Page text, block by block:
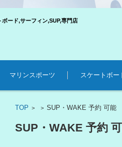
ード,サーフィン,SUP,専門店
マリンスポーツ スケートボー
TOP > >SUP・WAKE 予約 可能
SUP・WAKE 予約